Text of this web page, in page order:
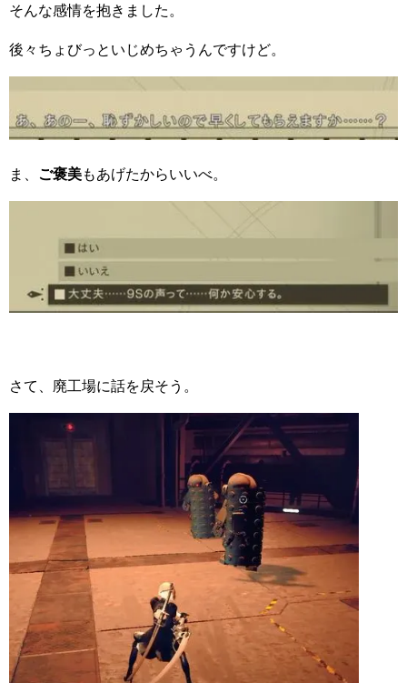
そんな感情を抱きました。
後々ちょびっといじめちゃうんですけど。
ま、 ご褒美もあげたからいいべ。
さて、廃工場に話を戻そう。